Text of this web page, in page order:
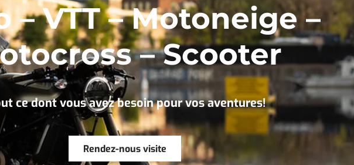
– VTT – Motoneige –
– Scooter
ce dont vous avez besoin pour vos aventures!
Rendez-nous visite